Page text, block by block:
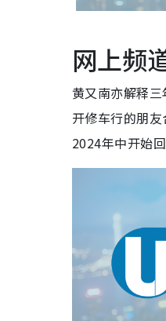
网上频
黄又南亦解释
开修车行的朋
2024年中开始